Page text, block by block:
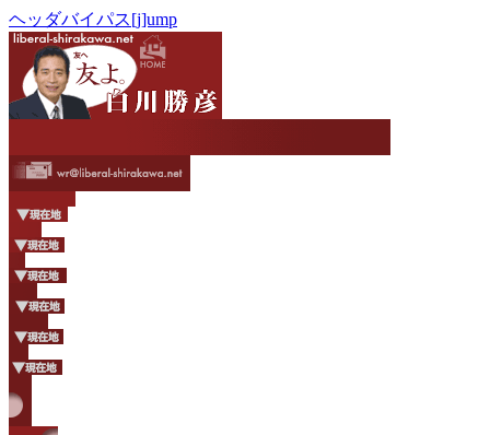
ヘッダバイパス[j]ump